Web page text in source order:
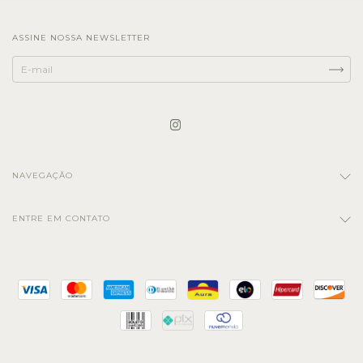
ASSINE NOSSA NEWSLETTER
NAVEGAÇÃO
ENTRE EM CONTATO